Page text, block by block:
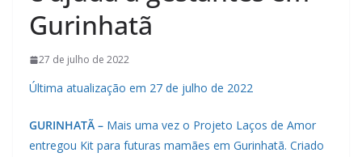
Gurinhatã
27 de julho de 2022
Última atualização em 27 de julho de 2022
GURINHATÃ – Mais uma vez o Projeto Laços de Amor
entregou Kit para futuras mamães em Gurinhatã. Criado